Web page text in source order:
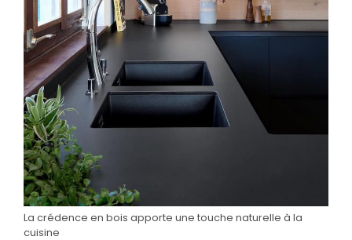
La crédence en bois apporte une touche naturelle à la
cuisine